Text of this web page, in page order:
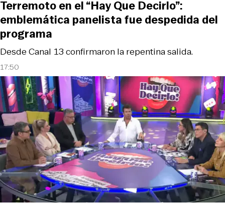
17:50
Desde Canal 13 confirmaron la repentina salida.
Terremoto en el “Hay Que Decirlo”:
emblemática panelista fue despedida del
programa